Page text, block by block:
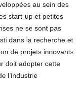
au sein des
start-up et petites
ne se sont pas
dans la recherche et
de projets innovants
doit adopter cette
l’industrie